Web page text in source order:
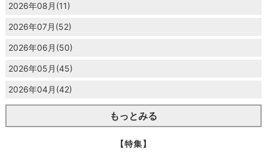
2026年08月(11)
2026年07月(52)
2026年06月(50)
2026年05月(45)
2026年04月(42)
もっとみる
【特集】